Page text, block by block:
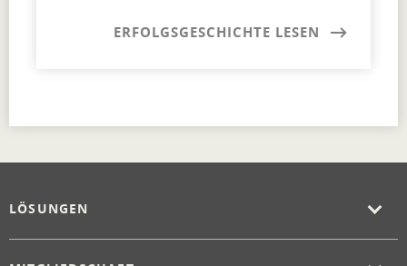
ERFOLGSGESCHICHTE LESEN
LÖSUNGEN